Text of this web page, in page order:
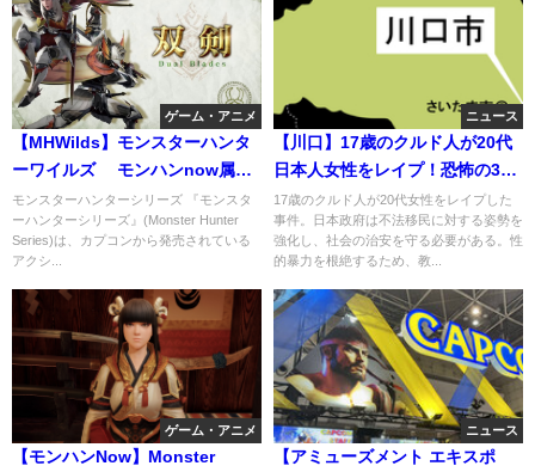
ゲーム・アニメ
【MHWilds】モンスターハンタ
ーワイルズ モンハンnow属性
双剣がヤバ！G5で星8を撃破⚔️
モンスターハンターシリーズ 『モンスタ
ーハンターシリーズ』(Monster Hunter
Series)は、カプコンから発売されている
アクシ...
ニュース
【川口】17歳のクルド人が20代
日本人女性をレイプ！恐怖の35
分間。刃物を見せて強姦。SNS
で知り合った2人…女性が部屋に
入ると暴行、両手を床に押さえ
17歳のクルド人が20代女性をレイプした
事件。日本政府は不法移民に対する姿勢を
強化し、社会の治安を守る必要がある。性
的暴力を根絶するため、教...
ゲーム・アニメ
【モンハンNow】Monster
ニュース
【アミューズメント エキスポ